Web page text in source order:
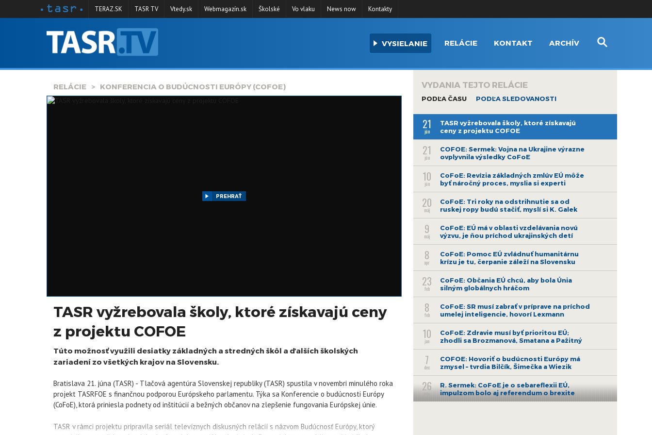
SPRAVODAJSTVO
KONTAKT
TERAZ.SK TASR TV Vtedy.sk Webmagazín.sk Školské Vo vlaku News now Kontakty
VYSIELANIE RELÁCIE KONTAKT ARCHÍV
RELÁCIE KONFERENCIA O BUDÚCNOSTI EURÓPY (COFOE)
PREHRAŤ
TASR vyžrebovala školy, ktoré získavajú ceny
z projektu COFOE
Túto možnosť využili desiatky základných a stredných škôl a ďalších školských
zariadení zo všetkých krajov na Slovensku.
Bratislava 21. júna (TASR) - Tlačová agentúra Slovenskej republiky (TASR) spustila v novembri minulého roka
projekt TASRFOE s finančnou podporou Európskeho parlamentu. Týka sa Konferencie o budúcnosti Európy
(CoFoE), ktorá priniesla podnety od inštitúcií a bežných občanov na zlepšenie fungovania Európskej únie.
TASR v rámci projektu pripravila seriál televíznych diskusných relácií s názvom Budúcnosť Európy, ktorý
VYDANIA TEJTO RELÁCIE
PODĽA ČASU PODĽA SLEDOVANOSTI
21
jún
TASR vyžrebovala školy, ktoré získavajú
ceny z projektu COFOE
21
jún
COFOE: Sermek: Vojna na Ukrajine výrazne
ovplyvnila výsledky CoFoE
10
jún
CoFoE: Revízia základných zmlúv EÚ môže
byť náročný proces, myslia si experti
20
máj
CoFoE: Tri roky na odstrihnutie sa od
ruskej ropy budú stačiť, myslí si K. Galek
9
máj
CoFoE: EÚ má v oblasti vzdelávania novú
výzvu, je ňou príchod ukrajinských detí
8
apr
CoFoE: Pomoc EÚ zvládnuť humanitárnu
krízu je tu, čerpanie záleží na Slovensku
23
feb
CoFoE: Občania EÚ chcú, aby bola Únia
silným globálnych hráčom
8
feb
CoFoE: SR musí zabrať v príprave na príchod
umelej inteligencie, hovorí Lexmann
10
jan
CoFoE: Zdravie musí byť prioritou EÚ;
zhodli sa Brozmanová, Smatana a Pažitný
7
dec
COFOE: Hovoriť o budúcnosti Európy má
zmysel – tvrdia Bilčík, Šimečka a Wiezik
26
nov
R. Sermek: CoFoE je o sebareflexii EÚ,
impulzom bolo aj referendum o brexite